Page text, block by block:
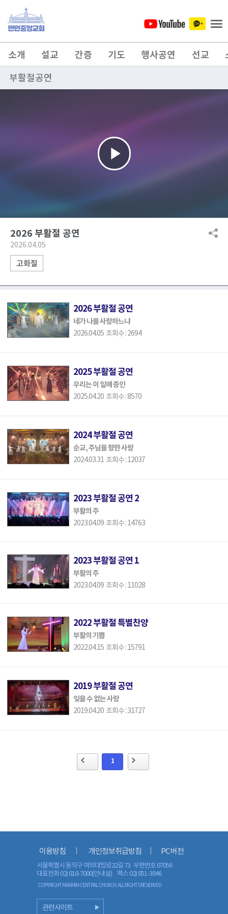
소개 설교 간증 기도 행사공연 선교
부활절공연
Play
Video
2026 부활절 공연
2026.04.05
고화질
2026 부활절 공연
네가 나를 사랑하느냐
2026.04.05 조회수 : 2694
2025 부활절 공연
우리는 이 일에 증인
2025.04.20 조회수 : 8570
2024 부활절 공연
순교, 주님을 향한 사랑
2024.03.31 조회수 : 12037
2023 부활절 공연 2
부활의 주
2023.04.09 조회수 : 14763
2023 부활절 공연 1
부활의 주
2023.04.09 조회수 : 11028
2022 부활절 특별찬양
부활의 기쁨
2022.04.15 조회수 : 15791
2019 부활절 공연
잊을 수 없는 사랑
2019.04.20 조회수 : 31727
1
이용방침 개인정보취급방침 PC 버전
서울특별시 동작구 여의대방로22길 73 우편번호 07056
대표전화 02) 818-7000(안내실)
팩스 02) 851-3846
COPYRIGHT MANMIN CENTRAL CHURCH. ALL RIGHTS RESERVED
관련사이트